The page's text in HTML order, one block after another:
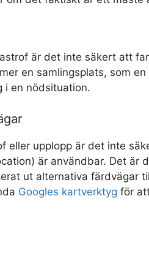
är det inte säkert att
en samlingsplats, som
i en nödsituation.
eller upplopp är det inte
är användbar. Det
ut alternativa färdvägar
Googles kartverktyg för